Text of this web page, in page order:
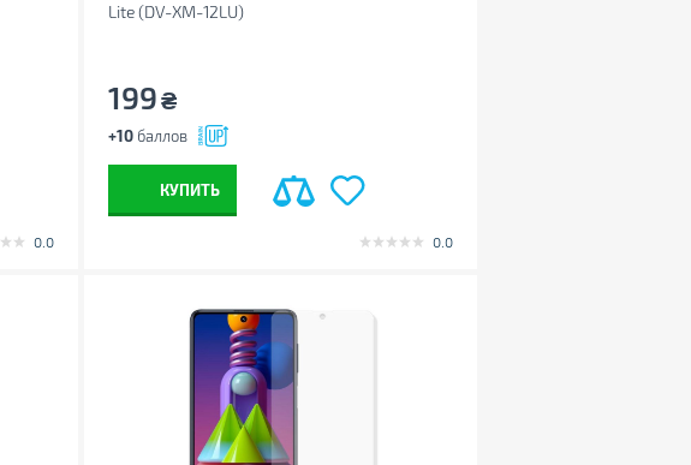
0.0
Lite (DV-XM-12LU)
199₴
+10 баллов
КУПИТЬ
0.0